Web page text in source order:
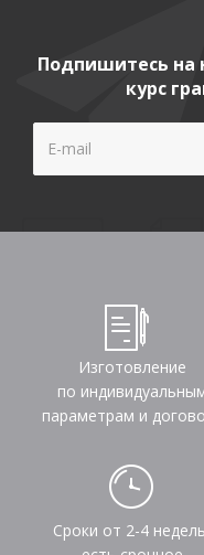
Подпишитесь на
курс
Изготовление
по
параметрам и
Сроки от 2-4